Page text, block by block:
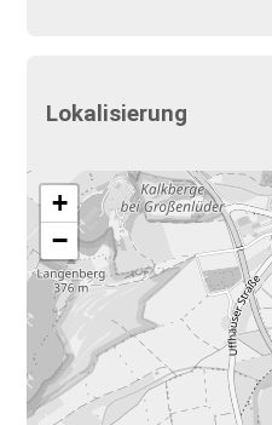
Lokalisierung
+
−